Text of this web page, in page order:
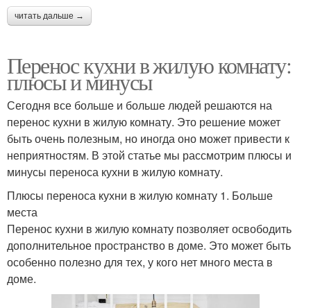
читать дальше →
Перенос кухни в жилую комнату:
плюсы и минусы
Сегодня все больше и больше людей решаются на
перенос кухни в жилую комнату. Это решение может
быть очень полезным, но иногда оно может привести к
неприятностям. В этой статье мы рассмотрим плюсы и
минусы переноса кухни в жилую комнату.
Плюсы переноса кухни в жилую комнату 1. Больше
места
Перенос кухни в жилую комнату позволяет освободить
дополнительное пространство в доме. Это может быть
особенно полезно для тех, у кого нет много места в
доме.